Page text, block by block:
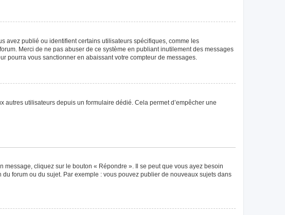
avez publié ou identifient certains utilisateurs spécifiques, comme les
Merci de ne pas abuser de ce système en publiant inutilement des messages
pourra vous sanctionner en abaissant votre compteur de messages.
utilisateurs depuis un formulaire dédié. Cela permet d’empêcher une
cliquez sur le bouton « Répondre ». Il se peut que vous ayez besoin
forum ou du sujet. Par exemple : vous pouvez publier de nouveaux sujets dans